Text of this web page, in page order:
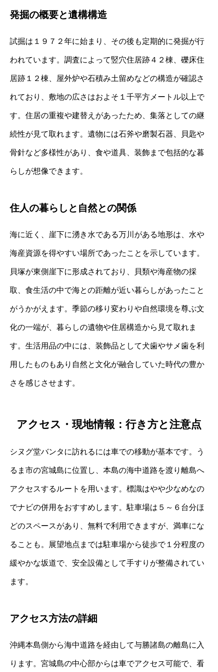
発掘の概要と遺構構造
試掘は１９７２年に始まり、その後も定期的に発掘が行
われています。調査によって竪穴住居跡４２棟、礫床住
居跡１２棟、屋外炉や石積み土留めなどの構造が確認さ
れており、敷地の広さはおよそ１千平方メートル以上で
す。住居の重複や建替えがあったため、集落としての継
続性が見て取れます。遺物には石斧や磨製石器、貝匙や
骨針など多様性があり、食や道具、装飾まで包括的な暮
らしが想像できます。
住人の暮らしと自然との関係
海に近く、崖下に湧き水である万川がある地形は、水や
海産資源を得やすい場所であったことを示しています。
貝塚が東側崖下に形成されており、貝類や海産物の採
取、食生活の中で海との距離が近い暮らしがあったこと
がうかがえます。季節の移り変わりや自然環境を尊ぶ文
化の一端が、暮らしの遺物や住居構造から見て取れま
す。生活用品の中には、装飾品として犬歯やサメ歯を利
用したものもあり自然と文化が融合していた時代の豊か
さを感じさせます。
アクセス・現地情報：行き方と注意点
シヌグ堂バンタに訪れるには車での移動が基本です。う
るま市の宮城島に位置し、本島の海中道路を渡り離島へ
アクセスするルートを用います。標識はやや少なめなの
でナビの併用をおすすめします。駐車場は５～６台分ほ
どのスペースがあり、無料で利用できますが、満車にな
ることも。展望地点までは駐車場から徒歩で１分程度の
緩やかな坂道で、安全設備として手すりが整備されてい
ます。
アクセス方法の詳細
沖縄本島側から海中道路を経由して与勝諸島の離島に入
ります。宮城島の中心部からは車でアクセス可能で、看